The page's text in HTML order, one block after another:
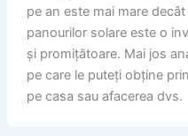
pe an este mai mare
panourilor solare este o
și promițătoare. Mai jos
pe care le puteți obține
pe casa sau afacerea dvs.